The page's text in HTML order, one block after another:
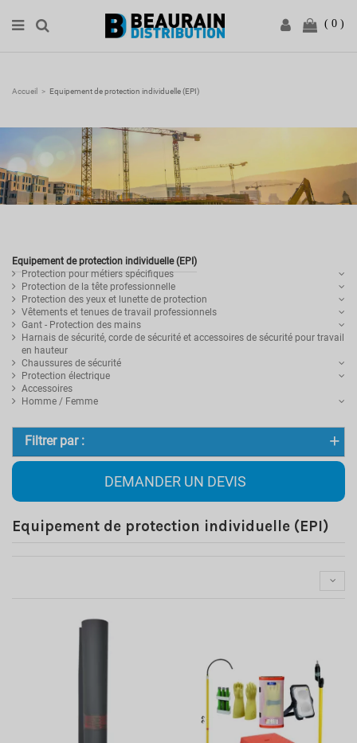
0
Accueil Equipement de protection individuelle (EPI)
Equipement de protection individuelle (EPI)
Equipement de protection individuelle (EPI)
Protection pour métiers spécifiques
Protection de la tête professionnelle
Protection des yeux et lunette de protection
Vêtements et tenues de travail professionnels
Gant - Protection des mains
Harnais de sécurité, corde de sécurité et accessoires de sécurité pour travail
en hauteur
Chaussures de sécurité
Protection électrique
Accessoires
Homme / Femme
Filtrer par :
DEMANDER UN DEVIS